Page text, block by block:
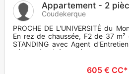
Appartement - 2
Coudekerque
PROCHE DE L'UNIVERSITÉ du
En rez de chaussée, F2 de 37 m²
STANDING avec Agent
aérien sécurisé+ accè
605 € CC*